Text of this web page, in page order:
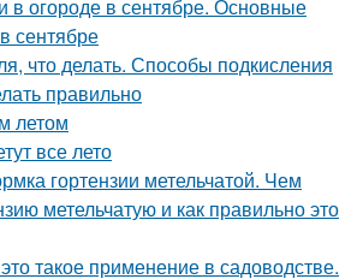
в огороде в сентябре. Основные
сентябре
что делать. Способы подкисления
правильно
летом
все лето
гортензии метельчатой. Чем
метельчатую и как правильно это
такое применение в садоводстве.